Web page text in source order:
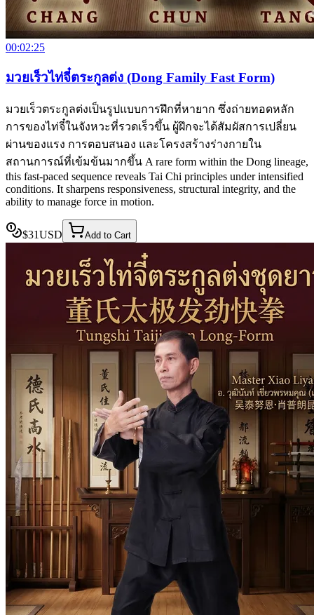
00:02:25
มวยเร็วไท่จี๋ตระกูลต่ง (Dong Family Fast Form)
มวยเร็วตระกูลต่งเป็นรูปแบบการฝึกที่หายาก ซึ่งถ่ายทอดหลัก
การของไท่จี๋ในจังหวะที่รวดเร็วขึ้น ผู้ฝึกจะได้สัมผัสการเปลี่ยน
ผ่านของแรง การตอบสนอง และโครงสร้างร่างกายใน
สถานการณ์ที่เข้มข้นมากขึ้น A rare form within the Dong lineage,
this fast-paced sequence reveals Tai Chi principles under intensified
conditions. It sharpens responsiveness, structural integrity, and the
ability to manage force in motion.
$31USD Add to Cart